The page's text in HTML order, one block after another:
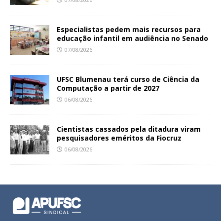
Especialistas pedem mais recursos para
educação infantil em audiência no Senado
07/08/2026
UFSC Blumenau terá curso de Ciência da
Computação a partir de 2027
06/08/2026
Cientistas cassados pela ditadura viram
pesquisadores eméritos da Fiocruz
06/08/2026